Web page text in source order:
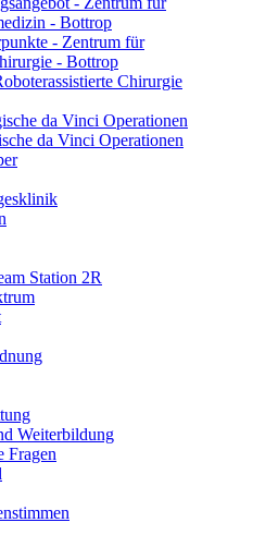
- Bottrop
- Zentrum für
- Bottrop
Chirurgie
da Vinci Operationen
da Vinci Operationen
Station 2R
Weiterbildung
Fragen